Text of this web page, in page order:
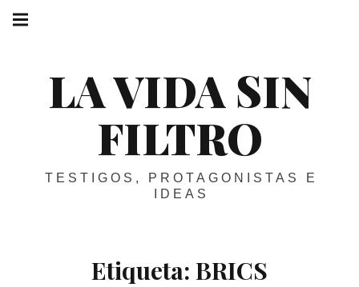
Skip
LA VIDA SIN
FILTRO
TESTIGOS, PROTAGONISTAS E
IDEAS
navigation
Etiqueta: BRICS